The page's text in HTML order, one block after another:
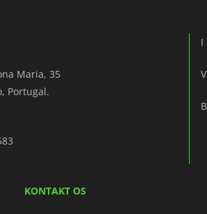
Maria, 35
Portugal.
I
KONTAKT OS